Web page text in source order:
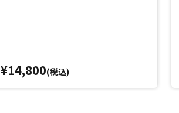
¥14,800(税込)